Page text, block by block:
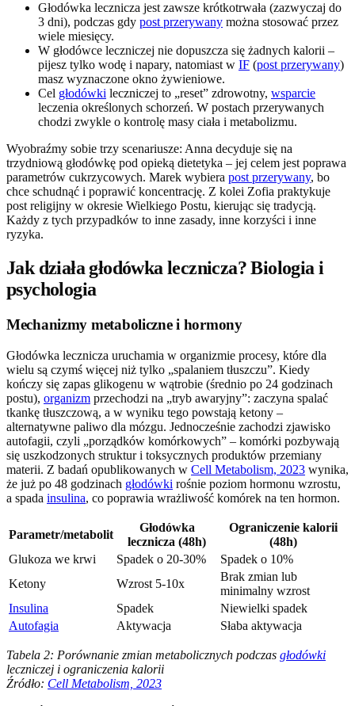
Głodówka lecznicza jest zawsze krótkotrwała (zazwyczaj do
3 dni), podczas gdy post przerywany można stosować przez
wiele miesięcy.
W głodówce leczniczej nie dopuszcza się żadnych kalorii –
pijesz tylko wodę i napary, natomiast w IF (post przerywany)
masz wyznaczone okno żywieniowe.
Cel głodówki leczniczej to „reset” zdrowotny, wsparcie
leczenia określonych schorzeń. W postach przerywanych
chodzi zwykle o kontrolę masy ciała i metabolizmu.
Wyobraźmy sobie trzy scenariusze: Anna decyduje się na
trzydniową głodówkę pod opieką dietetyka – jej celem jest poprawa
parametrów cukrzycowych. Marek wybiera post przerywany, bo
chce schudnąć i poprawić koncentrację. Z kolei Zofia praktykuje
post religijny w okresie Wielkiego Postu, kierując się tradycją.
Każdy z tych przypadków to inne zasady, inne korzyści i inne
ryzyka.
Jak działa głodówka lecznicza? Biologia i
psychologia
Mechanizmy metaboliczne i hormony
Głodówka lecznicza uruchamia w organizmie procesy, które dla
wielu są czymś więcej niż tylko „spalaniem tłuszczu”. Kiedy
kończy się zapas glikogenu w wątrobie (średnio po 24 godzinach
postu), organizm przechodzi na „tryb awaryjny”: zaczyna spalać
tkankę tłuszczową, a w wyniku tego powstają ketony –
alternatywne paliwo dla mózgu. Jednocześnie zachodzi zjawisko
autofagii, czyli „porządków komórkowych” – komórki pozbywają
się uszkodzonych struktur i toksycznych produktów przemiany
materii. Z badań opublikowanych w Cell Metabolism, 2023 wynika,
że już po 48 godzinach głodówki rośnie poziom hormonu wzrostu,
a spada insulina, co poprawia wrażliwość komórek na ten hormon.
Parametr/metabolit
Głodówka
lecznicza (48h)
Ograniczenie kalorii
(48h)
Glukoza we krwi
Spadek o 20-30%
Spadek o 10%
Ketony
Wzrost 5-10x
Brak zmian lub
minimalny wzrost
Insulina
Spadek
Niewielki spadek
Autofagia
Aktywacja Słaba aktywacja
Tabela 2: Porównanie zmian metabolicznych podczas głodówki
leczniczej i ograniczenia kalorii
Źródło: Cell Metabolism, 2023